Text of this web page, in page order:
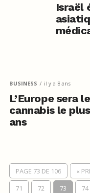
Israël
BUSINESS il y a 8 ans
L’Europe sera
cannabis le
ans
PAGE 73 DE 106 «
71
72 73 74